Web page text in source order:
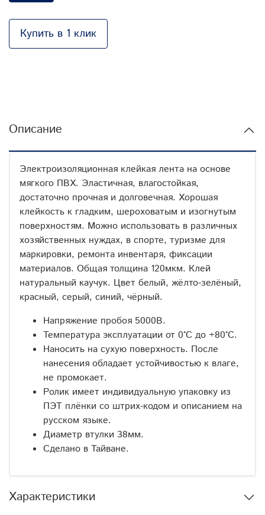
Купить в 1 клик
Описание
Электроизоляционная клейкая лента на основе
мягкого ПВХ. Эластичная, влагостойкая,
достаточно прочная и долговечная. Хорошая
клейкость к гладким, шероховатым и изогнутым
поверхностям. Можно использовать в различных
хозяйcтвенных нуждах, в спорте, туризме для
маркировки, ремонта инвентаря, фиксации
материалов. Общая толщина 120мкм. Клей
натуральный каучук. Цвет белый, жёлто-зелёный,
красный, серый, синий, чёрный.
Напряжение пробоя 5000В.
Температура эксплуатации от 0°С до +80°С.
Наносить на сухую поверхность. После
нанесения обладает устойчивостью к влаге,
не промокает.
Ролик имеет индивидуальную упаковку из
ПЭТ плёнки со штрих-кодом и описанием на
русском языке.
Диаметр втулки 38мм.
Сделано в Тайване.
Характеристики